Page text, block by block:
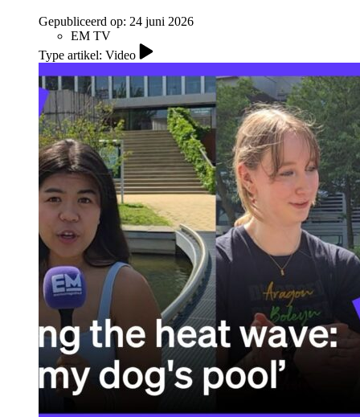
Gepubliceerd op: 24 juni 2026
EM TV
Type artikel: Video